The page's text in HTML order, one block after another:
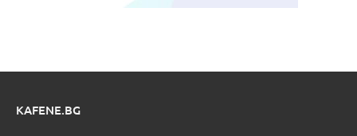
KAFENE.BG